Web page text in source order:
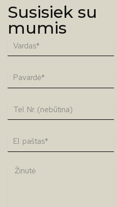
Susisiek su
mumis